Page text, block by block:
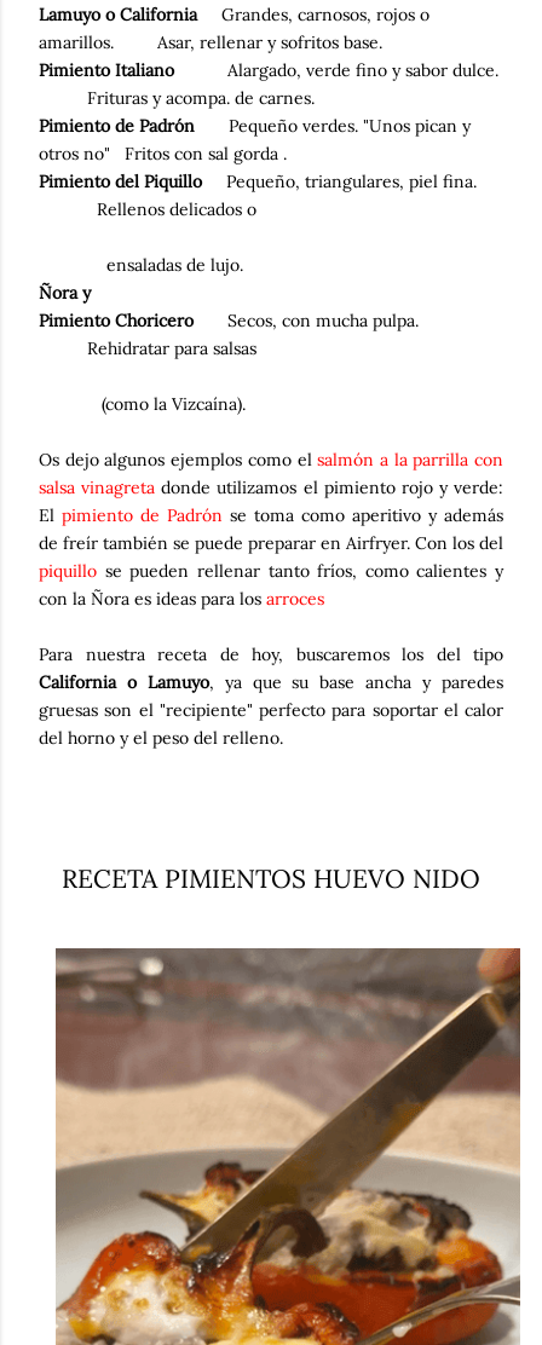
Lamuyo o California Grandes, carnosos, rojos o
amarillos. Asar, rellenar y sofritos base.
Pimiento Italiano Alargado, verde fino y sabor dulce.
Frituras y acompa. de carnes.
Pimiento de Padrón Pequeño verdes. "Unos pican y
otros no" Fritos con sal gorda .
Pimiento del Piquillo Pequeño, triangulares, piel fina.
Rellenos delicados o
ensaladas de lujo.
Ñora y
Pimiento Choricero Secos, con mucha pulpa.
Rehidratar para salsas
(como la Vizcaína).
Os dejo algunos ejemplos como elsalmón a la parrilla con
salsa vinagreta donde utilizamos el pimiento rojo y verde:
El pimiento de Padrón se toma como aperitivo y además
de freír también se puede preparar en Airfryer. Con los del
piquillo se pueden rellenar tanto fríos, como calientes y
con la Ñora es ideas para los arroces
Para nuestra receta de hoy, buscaremos los del tipo
California o Lamuyo, ya que su base ancha y paredes
gruesas son el "recipiente" perfecto para soportar el calor
del horno y el peso del relleno.
RECETA PIMIENTOS HUEVO NIDO